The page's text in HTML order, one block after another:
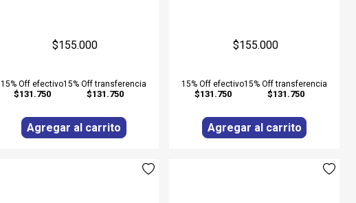
$155.000
15% Off efectivo
$131.750
15% Off transferencia
$131.750
Agregar al carrito
$155.000
15% Off efectivo
$131.750
15% Off transferencia
$131.750
Agregar al carrito